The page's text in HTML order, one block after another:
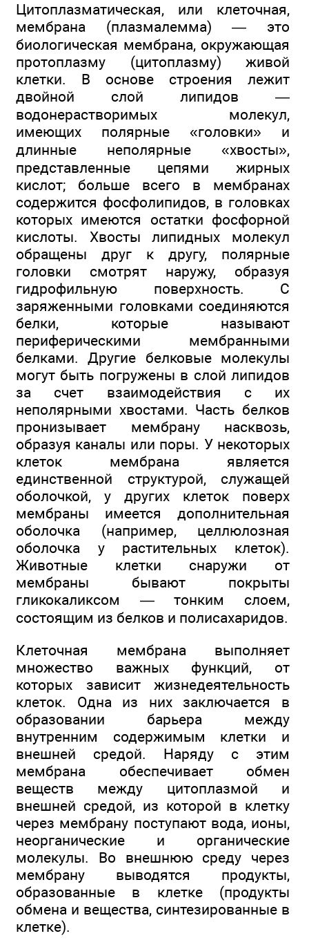
Цитоплазматическая, или клеточная,
мембрана (плазмалемма) — это
биологическая мембрана, окружающая
протоплазму (цитоплазму) живой
клетки. В основе строения лежит
двойной слой липидов —
водонерастворимых молекул,
имеющих полярные «головки» и
длинные неполярные «хвосты»,
представленные цепями жирных
кислот; больше всего в мембранах
содержится фосфолипидов, в головках
которых имеются остатки фосфорной
кислоты. Хвосты липидных молекул
обращены друг к другу, полярные
головки смотрят наружу, образуя
гидрофильную поверхность. С
заряженными головками соединяются
белки, которые называют
периферическими мембранными
белками. Другие белковые молекулы
могут быть погружены в слой липидов
за счет взаимодействия с их
неполярными хвостами. Часть белков
пронизывает мембрану насквозь,
образуя каналы или поры. У некоторых
клеток мембрана является
единственной структурой, служащей
оболочкой, у других клеток поверх
мембраны имеется дополнительная
оболочка (например, целлюлозная
оболочка у растительных клеток).
Животные клетки снаружи от
мембраны бывают покрыты
гликокаликсом — тонким слоем,
состоящим из белков и полисахаридов.
Клеточная мембрана выполняет
множество важных функций, от
которых зависит жизнедеятельность
клеток. Одна из них заключается в
образовании барьера между
внутренним содержимым клетки и
внешней средой. Наряду с этим
мембрана обеспечивает обмен
веществ между цитоплазмой и
внешней средой, из которой в клетку
через мембрану поступают вода, ионы,
неорганические и органические
молекулы. Во внешнюю среду через
мембрану выводятся продукты,
образованные в клетке (продукты
обмена и вещества, синтезированные в
клетке).